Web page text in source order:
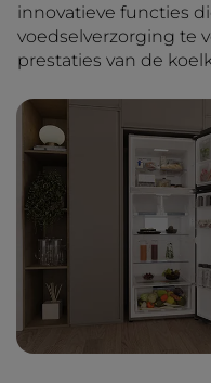
innovatieve functies
voedselverzorging te
prestaties van de